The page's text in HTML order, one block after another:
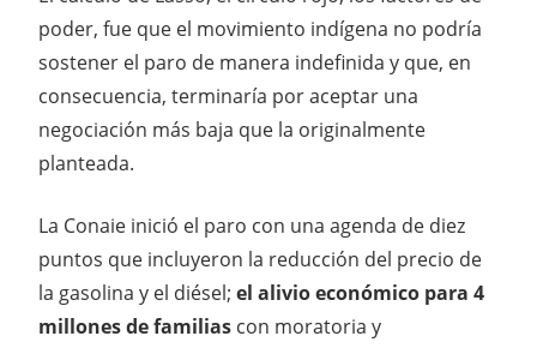
poder, fue que el movimiento indígena no podría
sostener el paro de manera indefinida y que, en
consecuencia, terminaría por aceptar una
negociación más baja que la originalmente
planteada.
La Conaie inició el paro con una agenda de diez
puntos que incluyeron la reducción del precio de
la gasolina y el diésel; el alivio económico para 4
millones de familias con moratoria y